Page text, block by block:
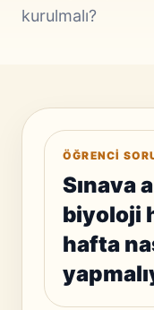
kurulmalı?
ÖĞRENCI
Sınava
biyoloji
hafta